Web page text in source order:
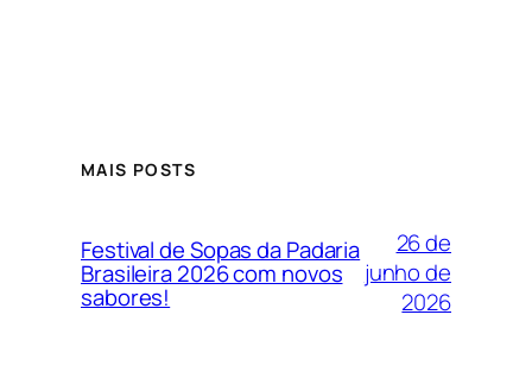
MAIS POSTS
Festival de Sopas da Padaria
Brasileira 2026 com novos
sabores!
26 de
junho de
2026